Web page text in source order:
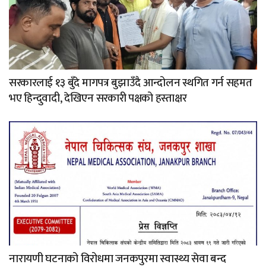
सरकारलाई १३ बुँदे मागपत्र बुझाउँदै आन्दोलन स्थगित गर्न सहमत
भए हिन्दुवादी, देखिएन सरकारी पक्षको हस्ताक्षर
नारायणी घटनाको विरोधमा जनकपुरमा स्वास्थ्य सेवा बन्द